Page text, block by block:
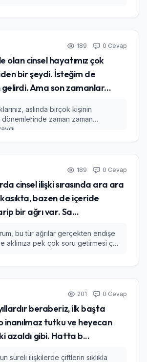
189 0 Cevap
olan cinsel hayatımız çok
bir şeydi. İsteğim de
Ama son zamanlar...
aslında birçok kişinin
dönemlerinde zaman zaman
189 0 Cevap
cinsel ilişki sırasında ara ara
bazen de içeride
bir ağrı var. Sa...
bu tür ağrılar gerçekten endişe
aklınıza pek çok soru getirmesi çok
201 0 Cevap
beraberiz, ilk başta
inanılmaz tutku ve heyecan
azaldı gibi. Hatta b...
süreli ilişkilerde çiftlerin sıklıkla